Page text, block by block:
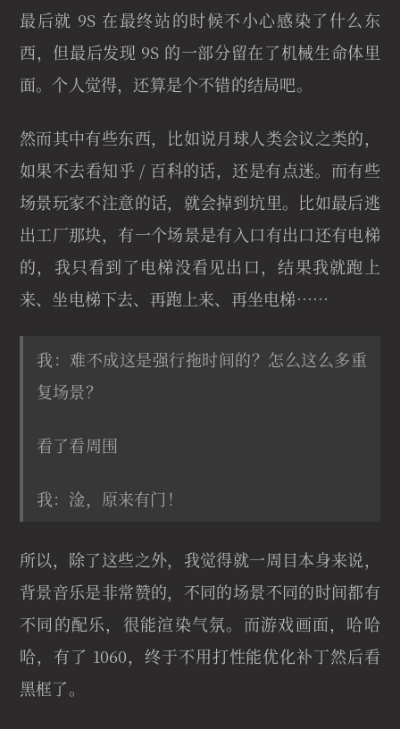
最后就 9S 在最终站的时候不小心感染了什么东
西，但最后发现 9S 的一部分留在了机械生命体里
面。个人觉得，还算是个不错的结局吧。
然而其中有些东西，比如说月球人类会议之类的，
如果不去看知乎 / 百科的话，还是有点迷。而有些
场景玩家不注意的话，就会掉到坑里。比如最后逃
出工厂那块，有一个场景是有入口有出口还有电梯
的，我只看到了电梯没看见出口，结果我就跑上
来、坐电梯下去、再跑上来、再坐电梯……
我：难不成这是强行拖时间的？怎么这么多重
复场景？
看了看周围
我：淦，原来有门！
所以，除了这些之外，我觉得就一周目本身来说，
背景音乐是非常赞的，不同的场景不同的时间都有
不同的配乐，很能渲染气氛。而游戏画面，哈哈
哈，有了 1060，终于不用打性能优化补丁然后看
黑框了。